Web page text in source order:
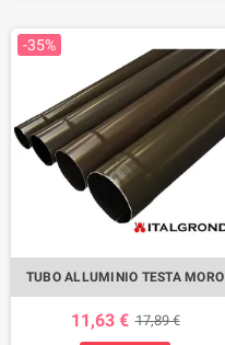
-35%
TUBO ALLUMINIO TESTA MORO
11,63 € 17,89 €